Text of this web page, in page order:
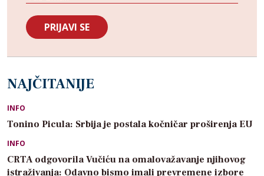
NAJČITANIJE
INFO
Tonino Picula: Srbija je postala kočničar proširenja EU
INFO
CRTA odgovorila Vučiću na omalovažavanje njihovog
istraživanja: Odavno bismo imali prevremene izbore